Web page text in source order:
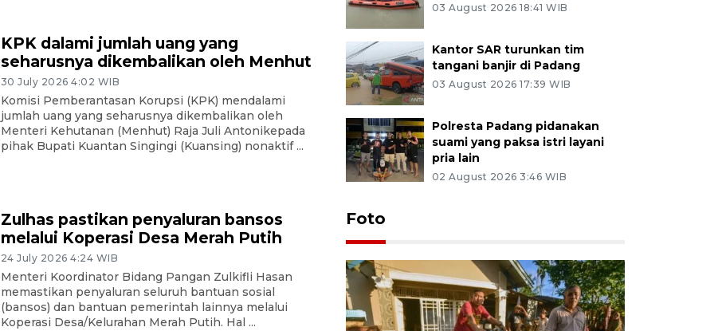
KPK dalami jumlah uang yang
seharusnya dikembalikan oleh Menhut
30 July 2026 4:02 WIB
Komisi Pemberantasan Korupsi (KPK) mendalami
jumlah uang yang seharusnya dikembalikan oleh
Menteri Kehutanan (Menhut) Raja Juli Antonikepada
pihak Bupati Kuantan Singingi (Kuansing) nonaktif ...
Zulhas pastikan penyaluran bansos
melalui Koperasi Desa Merah Putih
24 July 2026 4:24 WIB
Menteri Koordinator Bidang Pangan Zulkifli Hasan
memastikan penyaluran seluruh bantuan sosial
(bansos) dan bantuan pemerintah lainnya melalui
Koperasi Desa/Kelurahan Merah Putih. Hal ...
03 August 2026 18:41 WIB
Kantor SAR turunkan tim
tangani banjir di Padang
03 August 2026 17:39 WIB
Polresta Padang pidanakan
suami yang paksa istri layani
pria lain
02 August 2026 3:46 WIB
Foto